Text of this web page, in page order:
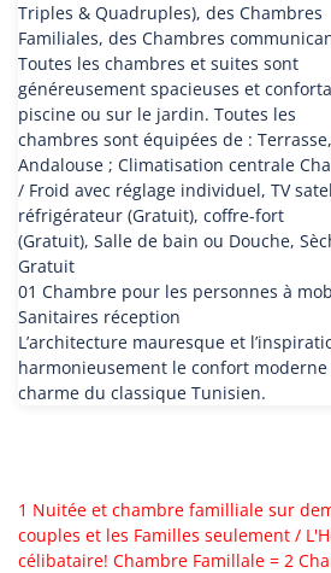
Triples & Quadruples), des Chambres
Familiales, des Chambres
Toutes les chambres et suites sont
généreusement spacieuses et
piscine ou sur le jardin. Toutes les
chambres sont équipées de :
Andalouse ; Climatisation centrale
/ Froid avec réglage individuel, TV
réfrigérateur (Gratuit), coffre-fort
(Gratuit), Salle de bain ou Douche,
Gratuit
01 Chambre pour les personnes à
Sanitaires réception
L’architecture mauresque et
harmonieusement le confort moderne
charme du classique Tunisien.
1 Nuitée et chambre familliale sur
couples et les Familles seulement /
célibataire! Chambre Famillale = 2